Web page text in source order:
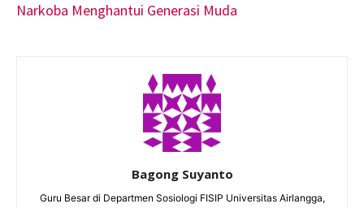
Narkoba Menghantui Generasi Muda
Bagong Suyanto
Guru Besar di Departmen Sosiologi FISIP Universitas Airlangga,